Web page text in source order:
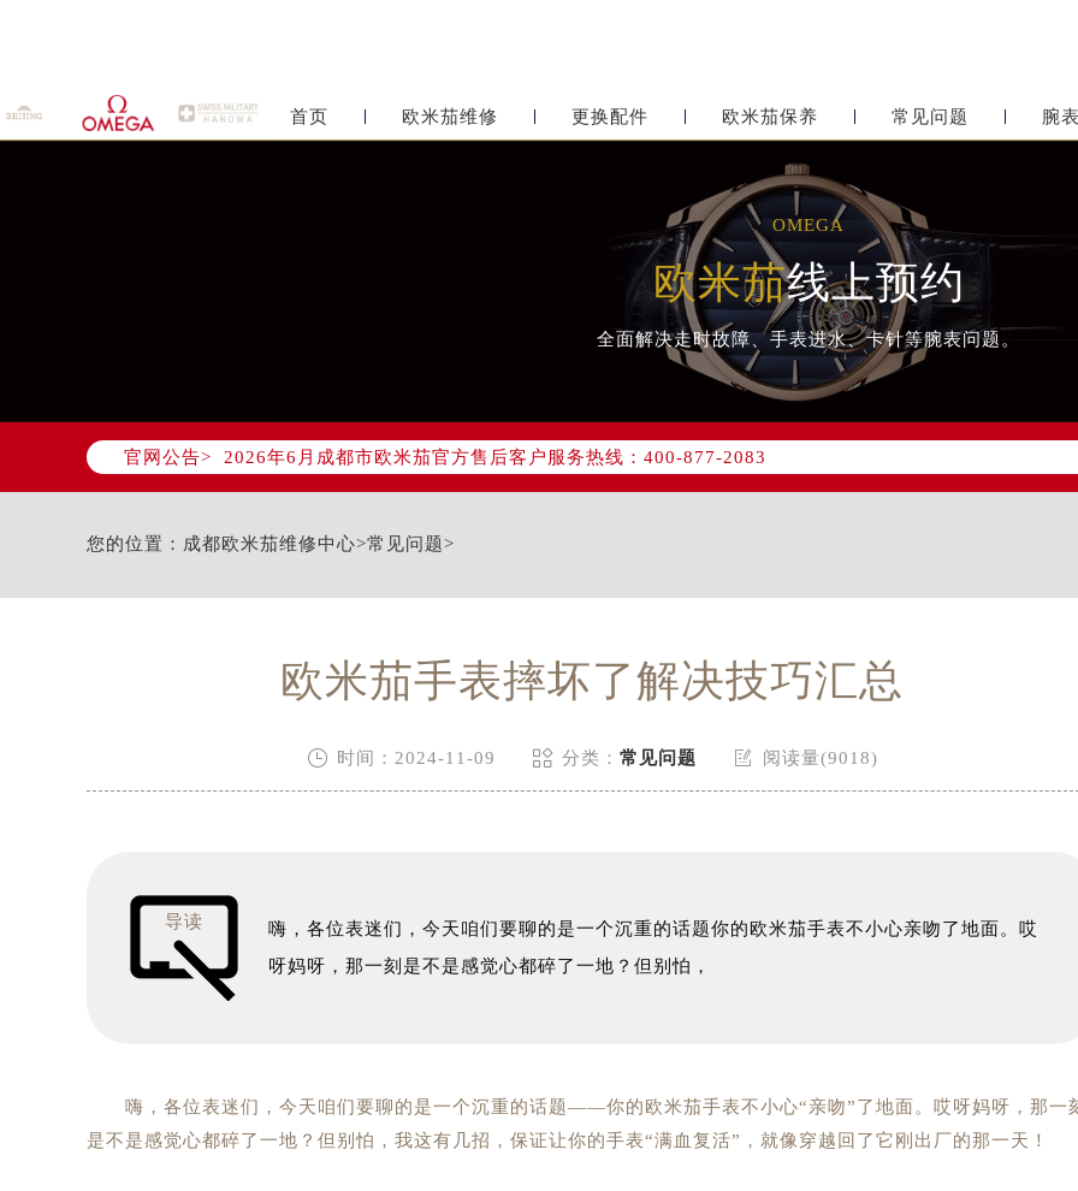
首页 欧米茄维修 更换配件 欧米茄保养 常见问题 腕
OMEGA
欧米茄线上预约
全面解决走时故障、手表进水、卡针等腕表问题。
官网公告>
2026年6月成都市欧米茄官方售后客户服务热线：400-877-2083
2026年6月欧米茄售后服务中心最新网点地址：
成都市锦江区人民东路6号SAC东原中心写字楼24层2406B室（需提前预约）
您的位置： 成都欧米茄维修中心>常见问题>
欧米茄手表摔坏了解决技巧汇总
 时间：2024-11-09  分类： 常见问题  阅读量(9018)
导读
嗨，各位表迷们，今天咱们要聊的是一个沉重的话题你的欧米茄手表不小心亲吻了地面。哎
呀妈呀，那一刻是不是感觉心都碎了一地？但别怕，
嗨，各位表迷们，今天咱们要聊的是一个沉重的话题——你的欧米茄手表不小心“亲吻”了地面。哎呀妈呀，那一
是不是感觉心都碎了一地？但别怕，我这有几招，保证让你的手表“满血复活”，就像穿越回了它刚出厂的那一天！